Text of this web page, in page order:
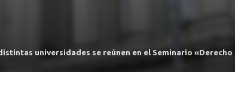
universidades se reúnen en el Seminario «Derecho